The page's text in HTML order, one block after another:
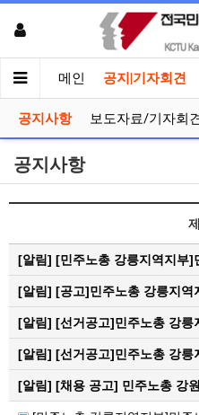
메인 공지|기자회견
공지사항 보도자료/기자회
공지사항
[알림] [민주노총 강릉지역지부]민주노총
[알림] [공고]민주노총 강릉지역지부
[알림] [선거공고]민주노총 강릉지역지부
[알림] [선거공고]민주노총 강릉
[알림] [채용 공고] 민주노총 강